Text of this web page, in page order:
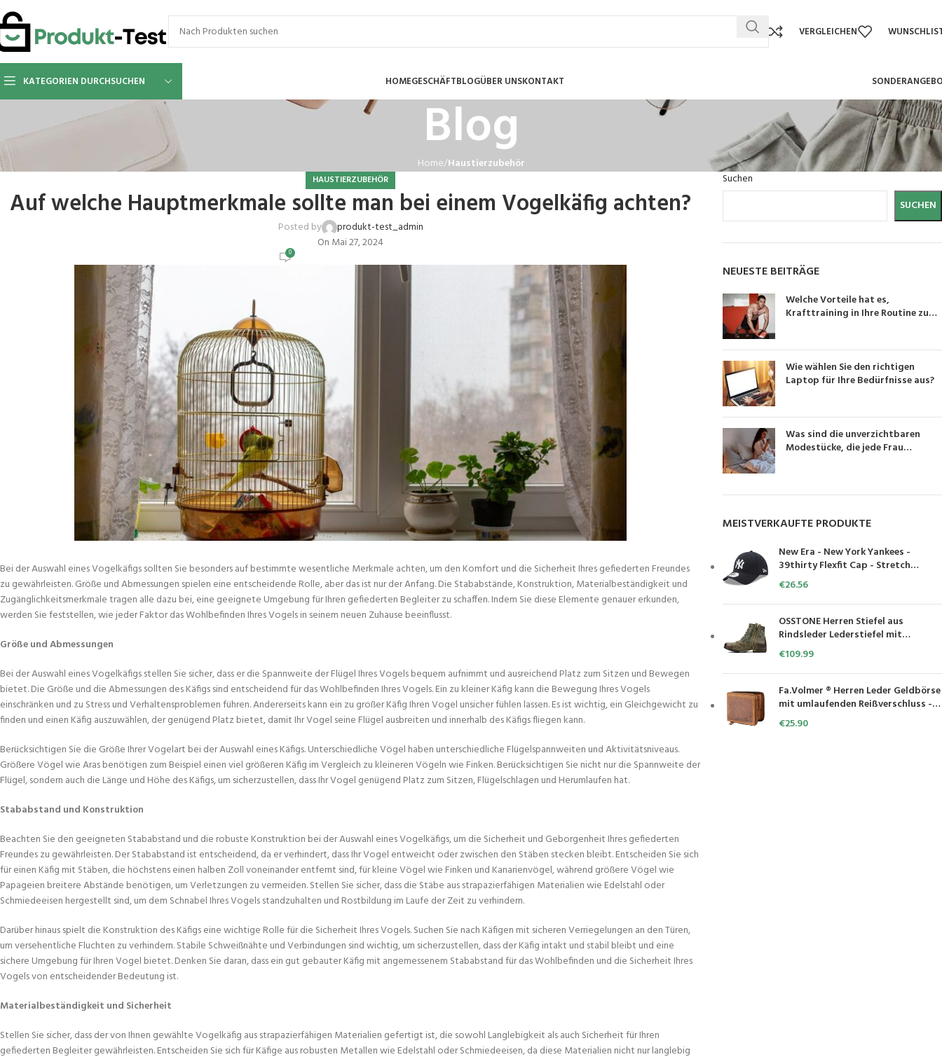
VERGLEICHEN
KATEGORIEN DURCHSUCHEN HOMEGESCHÄFTBLOGÜBER UNSKONTAKT
Blog
Home Haustierzubehör
HAUSTIERZUBEHÖR
Auf welche Hauptmerkmale sollte man bei einem Vogelkäfig achten?
Posted by
produkt-test_admin
On Mai 27, 2024
0
Bei der Auswahl eines Vogelkäfigs sollten Sie besonders auf bestimmte wesentliche Merkmale achten, um den Komfort und die Sicherheit Ihres gefiederten Freundes
zu gewährleisten. Größe und Abmessungen spielen eine entscheidende Rolle, aber das ist nur der Anfang. Die Stababstände, Konstruktion, Materialbeständigkeit und
Zugänglichkeitsmerkmale tragen alle dazu bei, eine geeignete Umgebung für Ihren gefiederten Begleiter zu schaffen. Indem Sie diese Elemente genauer erkunden,
werden Sie feststellen, wie jeder Faktor das Wohlbefinden Ihres Vogels in seinem neuen Zuhause beeinflusst.
Größe und Abmessungen
Bei der Auswahl eines Vogelkäfigs stellen Sie sicher, dass er die Spannweite der Flügel Ihres Vogels bequem aufnimmt und ausreichend Platz zum Sitzen und Bewegen
bietet. Die Größe und die Abmessungen des Käfigs sind entscheidend für das Wohlbefinden Ihres Vogels. Ein zu kleiner Käfig kann die Bewegung Ihres Vogels
einschränken und zu Stress und Verhaltensproblemen führen. Andererseits kann ein zu großer Käfig Ihren Vogel unsicher fühlen lassen. Es ist wichtig, ein Gleichgewicht zu
finden und einen Käfig auszuwählen, der genügend Platz bietet, damit Ihr Vogel seine Flügel ausbreiten und innerhalb des Käfigs fliegen kann.
Berücksichtigen Sie die Größe Ihrer Vogelart bei der Auswahl eines Käfigs. Unterschiedliche Vögel haben unterschiedliche Flügelspannweiten und Aktivitätsniveaus.
Größere Vögel wie Aras benötigen zum Beispiel einen viel größeren Käfig im Vergleich zu kleineren Vögeln wie Finken. Berücksichtigen Sie nicht nur die Spannweite der
Flügel, sondern auch die Länge und Höhe des Käfigs, um sicherzustellen, dass Ihr Vogel genügend Platz zum Sitzen, Flügelschlagen und Herumlaufen hat.
Stababstand und Konstruktion
Beachten Sie den geeigneten Stababstand und die robuste Konstruktion bei der Auswahl eines Vogelkäfigs, um die Sicherheit und Geborgenheit Ihres gefiederten
Freundes zu gewährleisten. Der Stababstand ist entscheidend, da er verhindert, dass Ihr Vogel entweicht oder zwischen den Stäben stecken bleibt. Entscheiden Sie sich
für einen Käfig mit Stäben, die höchstens einen halben Zoll voneinander entfernt sind, für kleine Vögel wie Finken und Kanarienvögel, während größere Vögel wie
Papageien breitere Abstände benötigen, um Verletzungen zu vermeiden. Stellen Sie sicher, dass die Stäbe aus strapazierfähigen Materialien wie Edelstahl oder
Schmiedeeisen hergestellt sind, um dem Schnabel Ihres Vogels standzuhalten und Rostbildung im Laufe der Zeit zu verhindern.
Darüber hinaus spielt die Konstruktion des Käfigs eine wichtige Rolle für die Sicherheit Ihres Vogels. Suchen Sie nach Käfigen mit sicheren Verriegelungen an den Türen,
um versehentliche Fluchten zu verhindern. Stabile Schweißnähte und Verbindungen sind wichtig, um sicherzustellen, dass der Käfig intakt und stabil bleibt und eine
sichere Umgebung für Ihren Vogel bietet. Denken Sie daran, dass ein gut gebauter Käfig mit angemessenem Stababstand für das Wohlbefinden und die Sicherheit Ihres
Vogels von entscheidender Bedeutung ist.
Materialbeständigkeit und Sicherheit
Stellen Sie sicher, dass der von Ihnen gewählte Vogelkäfig aus strapazierfähigen Materialien gefertigt ist, die sowohl Langlebigkeit als auch Sicherheit für Ihren
gefiederten Begleiter gewährleisten. Entscheiden Sie sich für Käfige aus robusten Metallen wie Edelstahl oder Schmiedeeisen, da diese Materialien nicht nur langlebig
Suchen
SUCHEN
NEUESTE BEITRÄGE
Welche Vorteile hat es,
Krafttraining in Ihre Routine zu
Wie wählen Sie den richtigen
Laptop für Ihre Bedürfnisse aus?
Was sind die unverzichtbaren
Modestücke, die jede Frau
MEISTVERKAUFTE PRODUKTE
New Era - New York Yankees -
39thirty Flexfit Cap - Stretch
Diamond - Black
€26.56
OSSTONE Herren Stiefel aus
Rindsleder Lederstiefel mit
Gummisohle Biker Boots mit
Reißverschluss Männer Stiefeletten
OS-5008-8-Green-DE
€109.99
Fa.Volmer ® Herren Leder Geldbörse
mit umlaufenden Reißverschluss -
echtes Rindsleder - RFID-Schutz -
Münzfach mit Einkaufswagenchip-
€25.90